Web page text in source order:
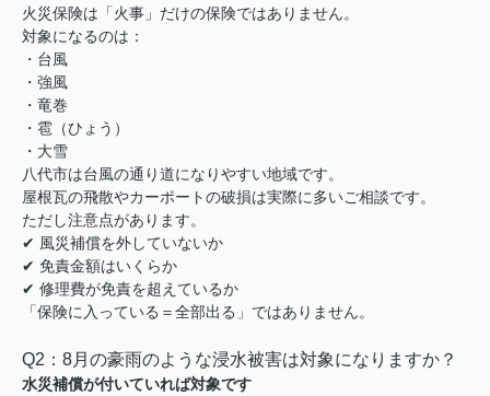
火災保険は「火事」だけの保険ではありません。
対象になるのは：
・台風
・強風
・竜巻
・雹（ひょう）
・大雪
八代市は台風の通り道になりやすい地域です。
屋根瓦の飛散やカーポートの破損は実際に多いご相談です。
ただし注意点があります。
✔ 風災補償を外していないか
✔ 免責金額はいくらか
✔ 修理費が免責を超えているか
「保険に入っている＝全部出る」ではありません。
Q2：8月の豪雨のような浸水被害は対象になりますか？
水災補償が付いていれば対象です